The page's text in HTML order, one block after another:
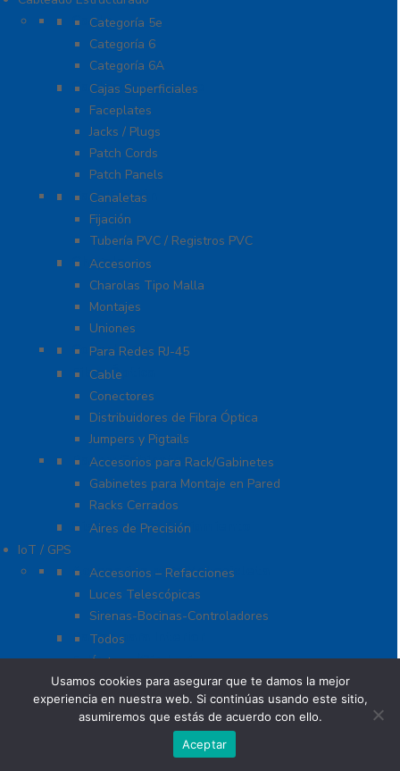
Cable
Categoría 5e
Categoría 6
Categoría 6A
Cableado de Cobre
Cajas Superficiales
Faceplates
Jacks / Plugs
Patch Cords
Patch Panels
Canalización
Canaletas
Fijación
Tubería PVC / Registros PVC
Charola
Accesorios
Charolas Tipo Malla
Montajes
Uniones
Conectores
Para Redes RJ-45
Fibra Óptica
Cable
Conectores
Distribuidores de Fibra Óptica
Jumpers y Pigtails
Rack y Gabinetes
Accesorios para Rack/Gabinetes
Gabinetes para Montaje en Pared
Racks Cerrados
Sistemas de Enfriamiento
Aires de Precisión
IoT / GPS
Accesorios para Motocicleta
Accesorios – Refacciones
Luces Telescópicas
Sirenas-Bocinas-Controladores
Barras para Interior
Todos
Estrobos/Giratorias
Ámbar
Accesorios/Refacciones
Rojo-Azul-Verde
IoT, GPS y Telemática
Usamos cookies para asegurar que te damos la mejor
experiencia en nuestra web. Si continúas usando este sitio,
asumiremos que estás de acuerdo con ello.
Aceptar